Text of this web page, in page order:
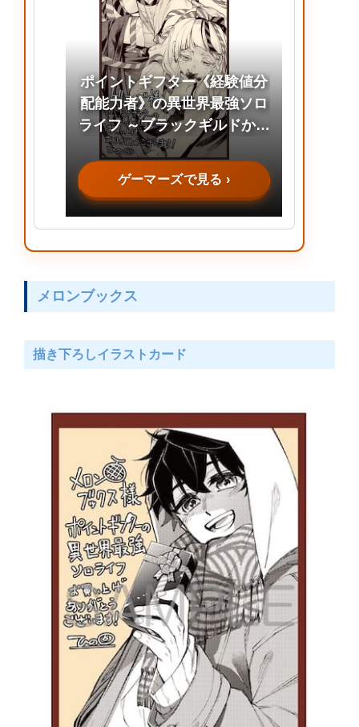
ポイントギフター《経験値分
配能力者》の異世界最強ソロ
ライフ ～ブラックギルドから
解放された男は万能最強職と
して無双する～(7)
ゲーマーズで見る ›
メロンブックス
描き下ろしイラストカード